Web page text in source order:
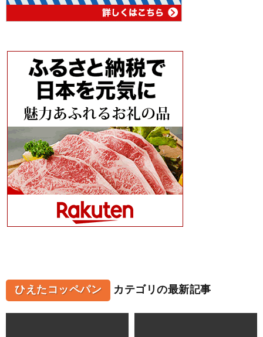
ひえたコッペパン カテゴリの最新記事